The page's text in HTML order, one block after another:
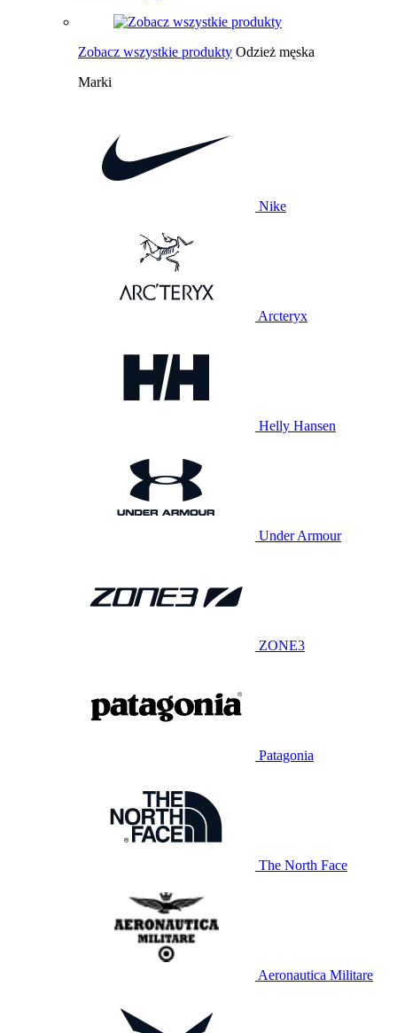
Zobacz wszystkie produkty Odzież męska
Marki
Nike
Arcteryx
Helly Hansen
Under Armour
ZONE3
Patagonia
The North Face
Aeronautica Militare